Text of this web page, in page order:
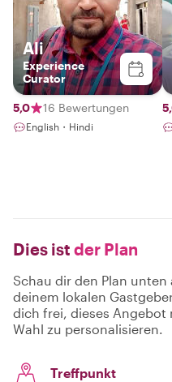
Ali
Experience
Curator
5,0 16 Bewertungen
English・Hindi
Dies ist der Plan
Schau dir den Plan
deinem lokalen
dich frei, dieses Angebot
Wahl zu personalisieren.
Treffpunkt